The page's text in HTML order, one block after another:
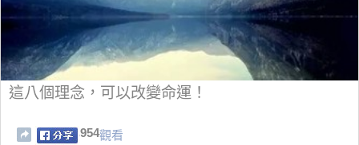
這八個理念，可以改變命運！
954觀看